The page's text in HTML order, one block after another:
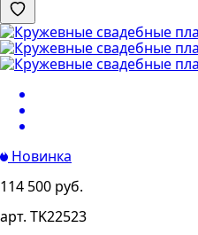
Новинка
114 500 руб.
арт. TK22523